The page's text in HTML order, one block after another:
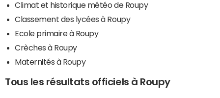
Climat et historique météo de Roupy
Classement des lycées à Roupy
Ecole primaire à Roupy
Crèches à Roupy
Maternités à Roupy
Tous les résultats officiels à Roupy